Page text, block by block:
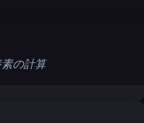
の計算